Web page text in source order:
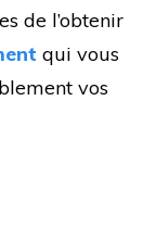
de l’obtenir
qui vous
vos